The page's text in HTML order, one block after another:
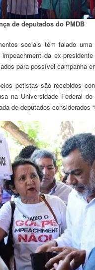
de deputados do PMDB
sociais têm falado
da ex-
para possível campanha
petistas são recebidos
na Universidade Federal
de deputados considerados